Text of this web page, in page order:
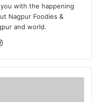
with the happening
Nagpur Foodies &
and world.
ra
m